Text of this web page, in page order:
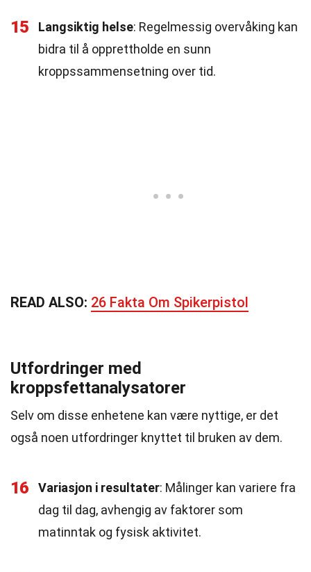
15 Langsiktig helse: Regelmessig overvåking kan
bidra til å opprettholde en sunn
kroppssammensetning over tid.
READ ALSO: 26 Fakta Om Spikerpistol
Utfordringer med
kroppsfettanalysatorer
Selv om disse enhetene kan være nyttige, er det
også noen utfordringer knyttet til bruken av dem.
16 Variasjon i resultater: Målinger kan variere fra
dag til dag, avhengig av faktorer som
matinntak og fysisk aktivitet.